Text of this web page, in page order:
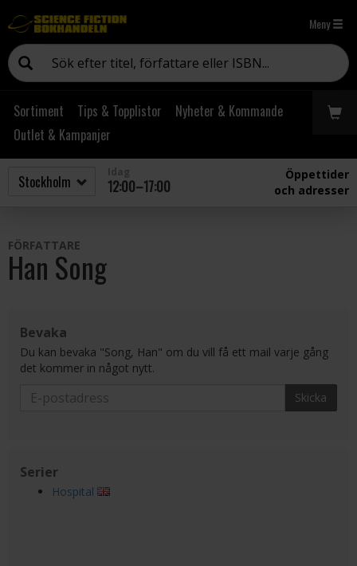
Meny
Sortiment Tips & Topplistor
Nyheter & Kommande
Outlet & Kampanjer
12:00–17:00
Öppettider
och adresser
FÖRFATTARE
Han Song
Bevaka
Du kan bevaka "Song, Han" om du vill få ett mail varje gång
det kommer in något nytt.
Skicka
Serier
Hospital